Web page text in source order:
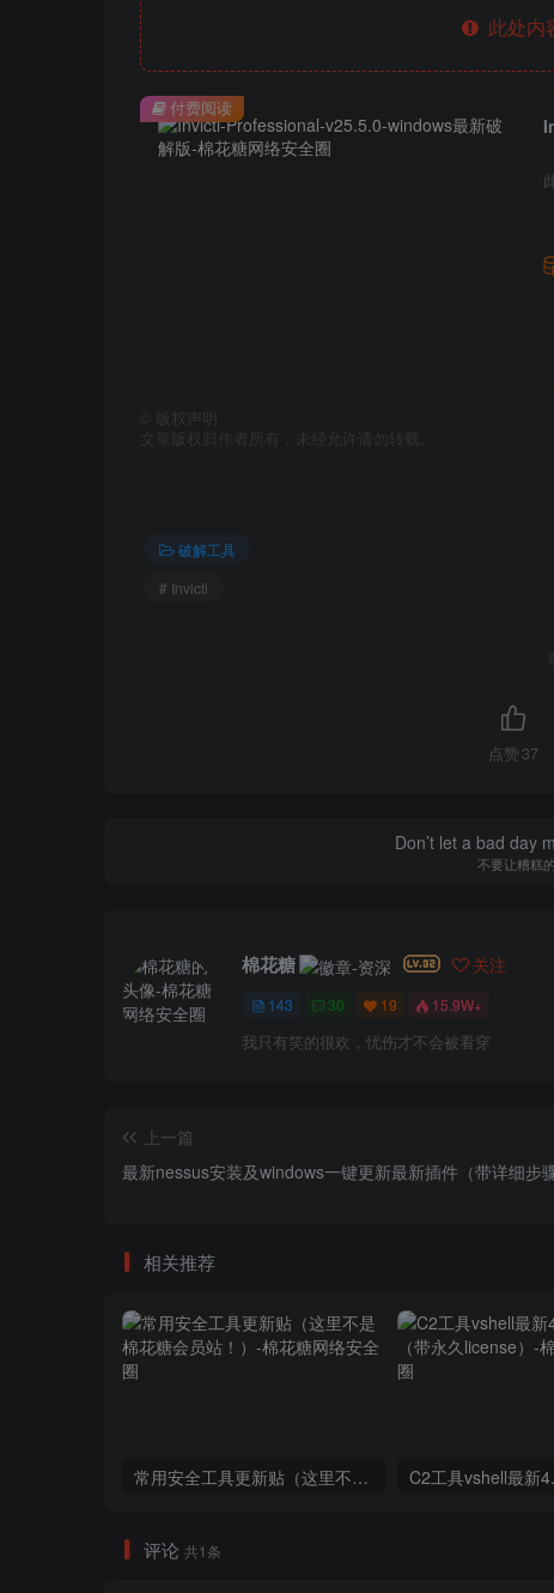
此处内
付费阅读
版权声明
文章版权归作者所有，未经允许请勿转载。
破解工具
# Invicti
点赞 37
Don’t let a bad day
不要让糟糕
棉花糖 关注
143 30 19 15.9W+
我只有笑的很欢，忧伤才不会被看穿
上一篇
最新nessus安装及windows一键更新最新插件（带详细步骤
相关推荐
常用安全工具更新贴（这里不是棉花糖会员站！）
评论 共1条